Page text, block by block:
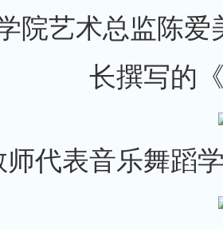
院艺术总监陈
长撰写的
师代表音乐舞蹈